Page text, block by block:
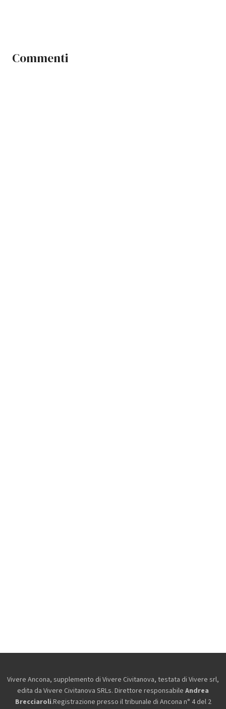
Commenti
Vivere Ancona, supplemento di Vivere Civitanova, testata di Vivere srl,
edita da Vivere Civitanova SRLs. Direttore responsabile Andrea
Brecciaroli.Registrazione presso il tribunale di Ancona n° 4 del 2